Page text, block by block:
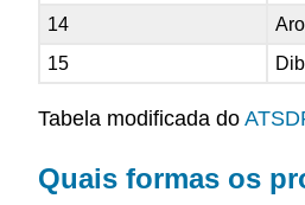
14
15
Tabela modificada do
Quais formas os